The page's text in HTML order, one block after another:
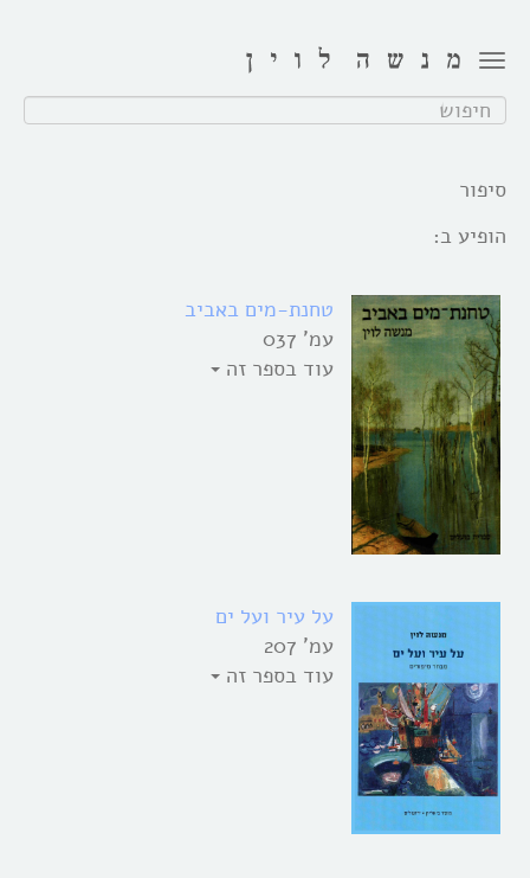
Toggle
navigation
חפש:
סיפור
הופיע ב:
טחנת-מים באביב
עמ' 037
עוד בספר זה
על עיר ועל ים
עמ' 207
עוד בספר זה